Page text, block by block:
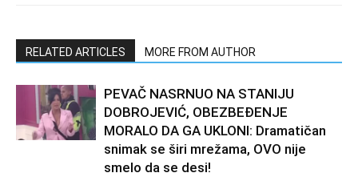
RELATED ARTICLES MORE FROM AUTHOR
PEVAČ NASRNUO NA STANIJU
DOBROJEVIĆ, OBEZBEĐENJE
MORALO DA GA UKLONI: Dramatičan
snimak se širi mrežama, OVO nije
smelo da se desi!